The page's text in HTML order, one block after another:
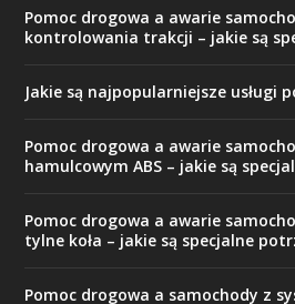
Pomoc drogowa a awarie
kontrolowania trakcji – jakie są
Jakie są najpopularniejsze usługi
Pomoc drogowa a awarie
hamulcowym ABS – jakie są
Pomoc drogowa a awarie
tylne koła – jakie są specjalne
Pomoc drogowa a samochody z